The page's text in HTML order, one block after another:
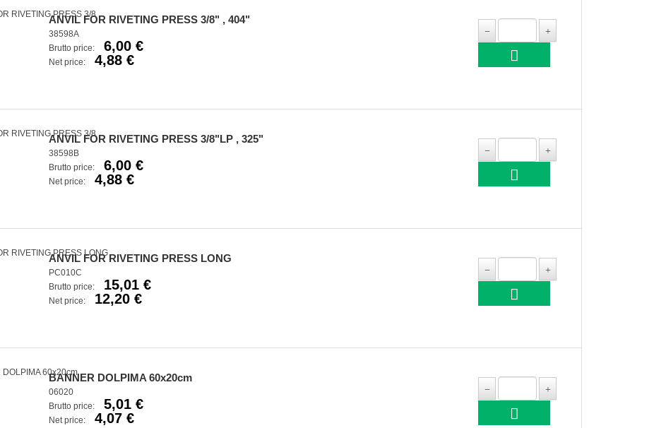
ANVIL FOR RIVETING PRESS 3/8" , 404"
38598A
Brutto price:
6,00 €
Net price: 4,88 €
ANVIL FOR RIVETING PRESS 3/8"LP , 325"
38598B
Brutto price:
6,00 €
Net price: 4,88 €
ANVIL FOR RIVETING PRESS LONG
PC010C
Brutto price:
15,01 €
Net price: 12,20 €
BANNER DOLPIMA 60x20cm
06020
Brutto price:
5,01 €
Net price: 4,07 €